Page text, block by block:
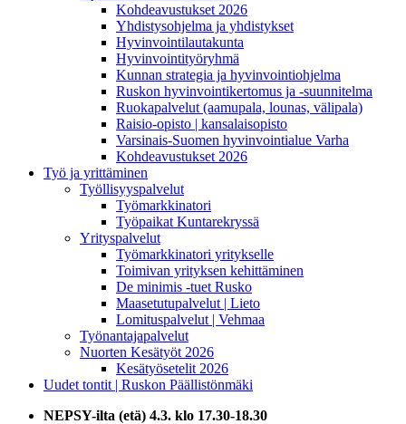
Kohdeavustukset 2026
Yhdistysohjelma ja yhdistykset
Hyvinvointilautakunta
Hyvinvointityöryhmä
Kunnan strategia ja hyvinvointiohjelma
Ruskon hyvinvointikertomus ja -suunnitelma
Ruokapalvelut (aamupala, lounas, välipala)
Raisio-opisto | kansalaisopisto
Varsinais-Suomen hyvinvointialue Varha
Kohdeavustukset 2026
Työ ja yrittäminen
Työllisyyspalvelut
Työmarkkinatori
Työpaikat Kuntarekryssä
Yrityspalvelut
Työmarkkinatori yritykselle
Toimivan yrityksen kehittäminen
De minimis -tuet Rusko
Maasetutupalvelut | Lieto
Lomituspalvelut | Vehmaa
Työnantajapalvelut
Nuorten Kesätyöt 2026
Kesätyösetelit 2026
Uudet tontit | Ruskon Päällistönmäki
NEPSY-ilta (etä) 4.3. klo 17.30-18.30